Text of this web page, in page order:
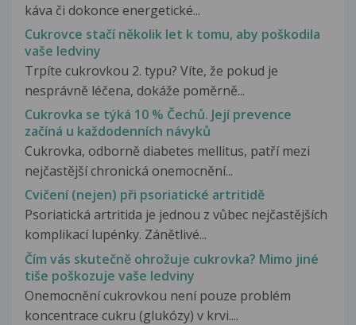
káva či dokonce energetické...
Cukrovce stačí několik let k tomu, aby poškodila
vaše ledviny
Trpíte cukrovkou 2. typu? Víte, že pokud je
nesprávně léčena, dokáže poměrně...
Cukrovka se týká 10 % Čechů. Její prevence
začíná u každodenních návyků
Cukrovka, odborně diabetes mellitus, patří mezi
nejčastější chronická onemocnění...
Cvičení (nejen) při psoriatické artritidě
Psoriatická artritida je jednou z vůbec nejčastějších
komplikací lupénky. Zánětlivé...
Čím vás skutečně ohrožuje cukrovka? Mimo jiné
tiše poškozuje vaše ledviny
Onemocnění cukrovkou není pouze problém
koncentrace cukru (glukózy) v krvi....